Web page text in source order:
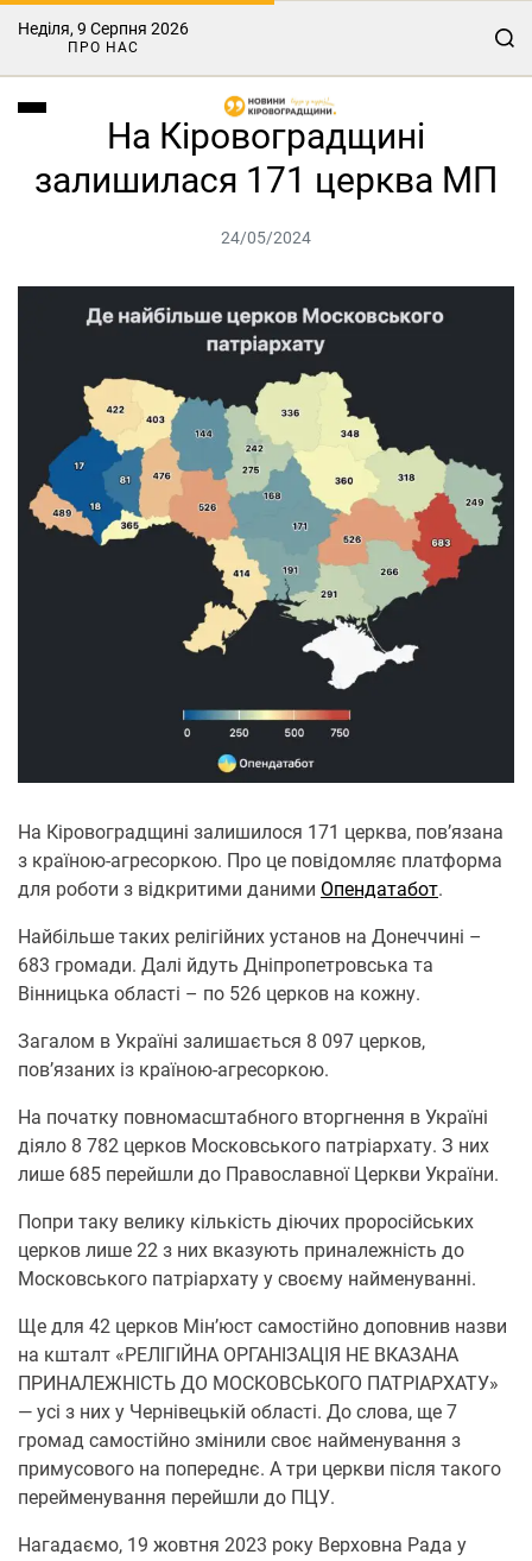
Неділя, 9 Серпня 2026
ПРО НАС
На Кіровоградщині
залишилася 171 церква МП
24/05/2024
На Кіровоградщині залишилося 171 церква, пов’язана
з країною-агресоркою. Про це повідомляє платформа
для роботи з відкритими даними Опендатабот.
Найбільше таких релігійних установ на Донеччині –
683 громади. Далі йдуть Дніпропетровська та
Вінницька області – по 526 церков на кожну.
Загалом в Україні залишається 8 097 церков,
пов’язаних із країною-агресоркою.
На початку повномасштабного вторгнення в Україні
діяло 8 782 церков Московського патріархату. З них
лише 685 перейшли до Православної Церкви України.
Попри таку велику кількість діючих проросійських
церков лише 22 з них вказують приналежність до
Московського патріархату у своєму найменуванні.
Ще для 42 церков Мін’юст самостійно доповнив назви
на кшталт «РЕЛІГІЙНА ОРГАНІЗАЦІЯ НЕ ВКАЗАНА
ПРИНАЛЕЖНІСТЬ ДО МОСКОВСЬКОГО ПАТРІАРХАТУ»
— усі з них у Чернівецькій області. До слова, ще 7
громад самостійно змінили своє найменування з
примусового на попереднє. А три церкви після такого
перейменування перейшли до ПЦУ.
Нагадаємо, 19 жовтня 2023 року Верховна Рада у